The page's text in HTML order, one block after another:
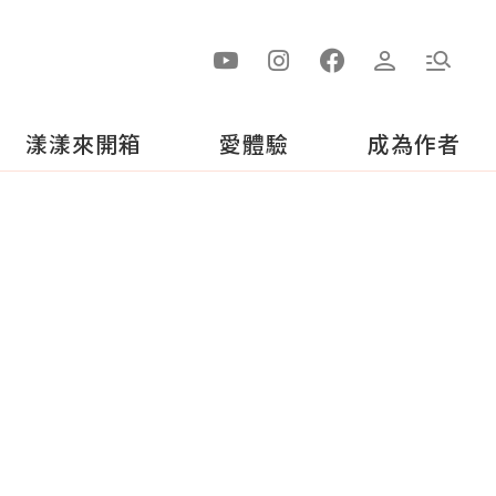
漾漾來開箱 愛體驗 成為作者